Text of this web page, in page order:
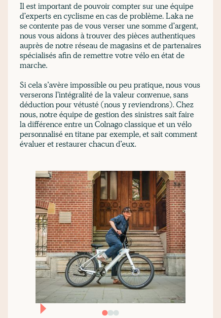
Il est important de pouvoir compter sur une équipe
d’experts en cyclisme en cas de problème. Laka ne
se contente pas de vous verser une somme d’argent,
nous vous aidons à trouver des pièces authentiques
auprès de notre réseau de magasins et de partenaires
spécialisés afin de remettre votre vélo en état de
marche.
Si cela s’avère impossible ou peu pratique, nous vous
verserons l’intégralité de la valeur convenue, sans
déduction pour vétusté (nous y reviendrons). Chez
nous, notre équipe de gestion des sinistres sait faire
la différence entre un Colnago classique et un vélo
personnalisé en titane par exemple, et sait comment
évaluer et restaurer chacun d’eux.